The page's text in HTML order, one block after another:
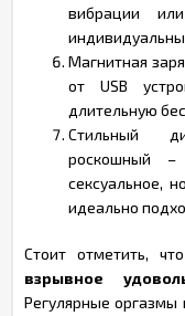
вибрации
Магнитная
от USB
длительную
Стильный
роскошный –
сексуальное,
идеально
Стоит отметить, что
взрывное
Регулярные оргазмы